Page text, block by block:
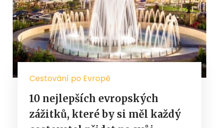
Cestování po Evropě
10 nejlepších evropských
zážitků, které by si měl každý